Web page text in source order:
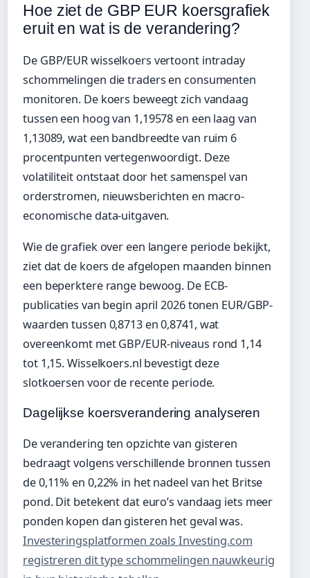
Hoe ziet de GBP EUR koersgrafiek
eruit en wat is de verandering?
De GBP/EUR wisselkoers vertoont intraday
schommelingen die traders en consumenten
monitoren. De koers beweegt zich vandaag
tussen een hoog van 1,19578 en een laag van
1,13089, wat een bandbreedte van ruim 6
procentpunten vertegenwoordigt. Deze
volatiliteit ontstaat door het samenspel van
orderstromen, nieuwsberichten en macro-
economische data-uitgaven.
Wie de grafiek over een langere periode bekijkt,
ziet dat de koers de afgelopen maanden binnen
een beperktere range bewoog. De ECB-
publicaties van begin april 2026 tonen EUR/GBP-
waarden tussen 0,8713 en 0,8741, wat
overeenkomt met GBP/EUR-niveaus rond 1,14
tot 1,15. Wisselkoers.nl bevestigt deze
slotkoersen voor de recente periode.
Dagelijkse koersverandering analyseren
De verandering ten opzichte van gisteren
bedraagt volgens verschillende bronnen tussen
de 0,11% en 0,22% in het nadeel van het Britse
pond. Dit betekent dat euro’s vandaag iets meer
ponden kopen dan gisteren het geval was.
Investeringsplatformen zoals Investing.com
registreren dit type schommelingen nauwkeurig